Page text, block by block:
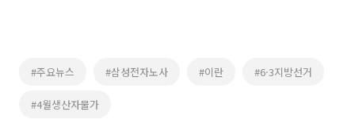
#주요뉴스 #삼성전자노사 #이란 #6·3지방선거
#4월생산자물가